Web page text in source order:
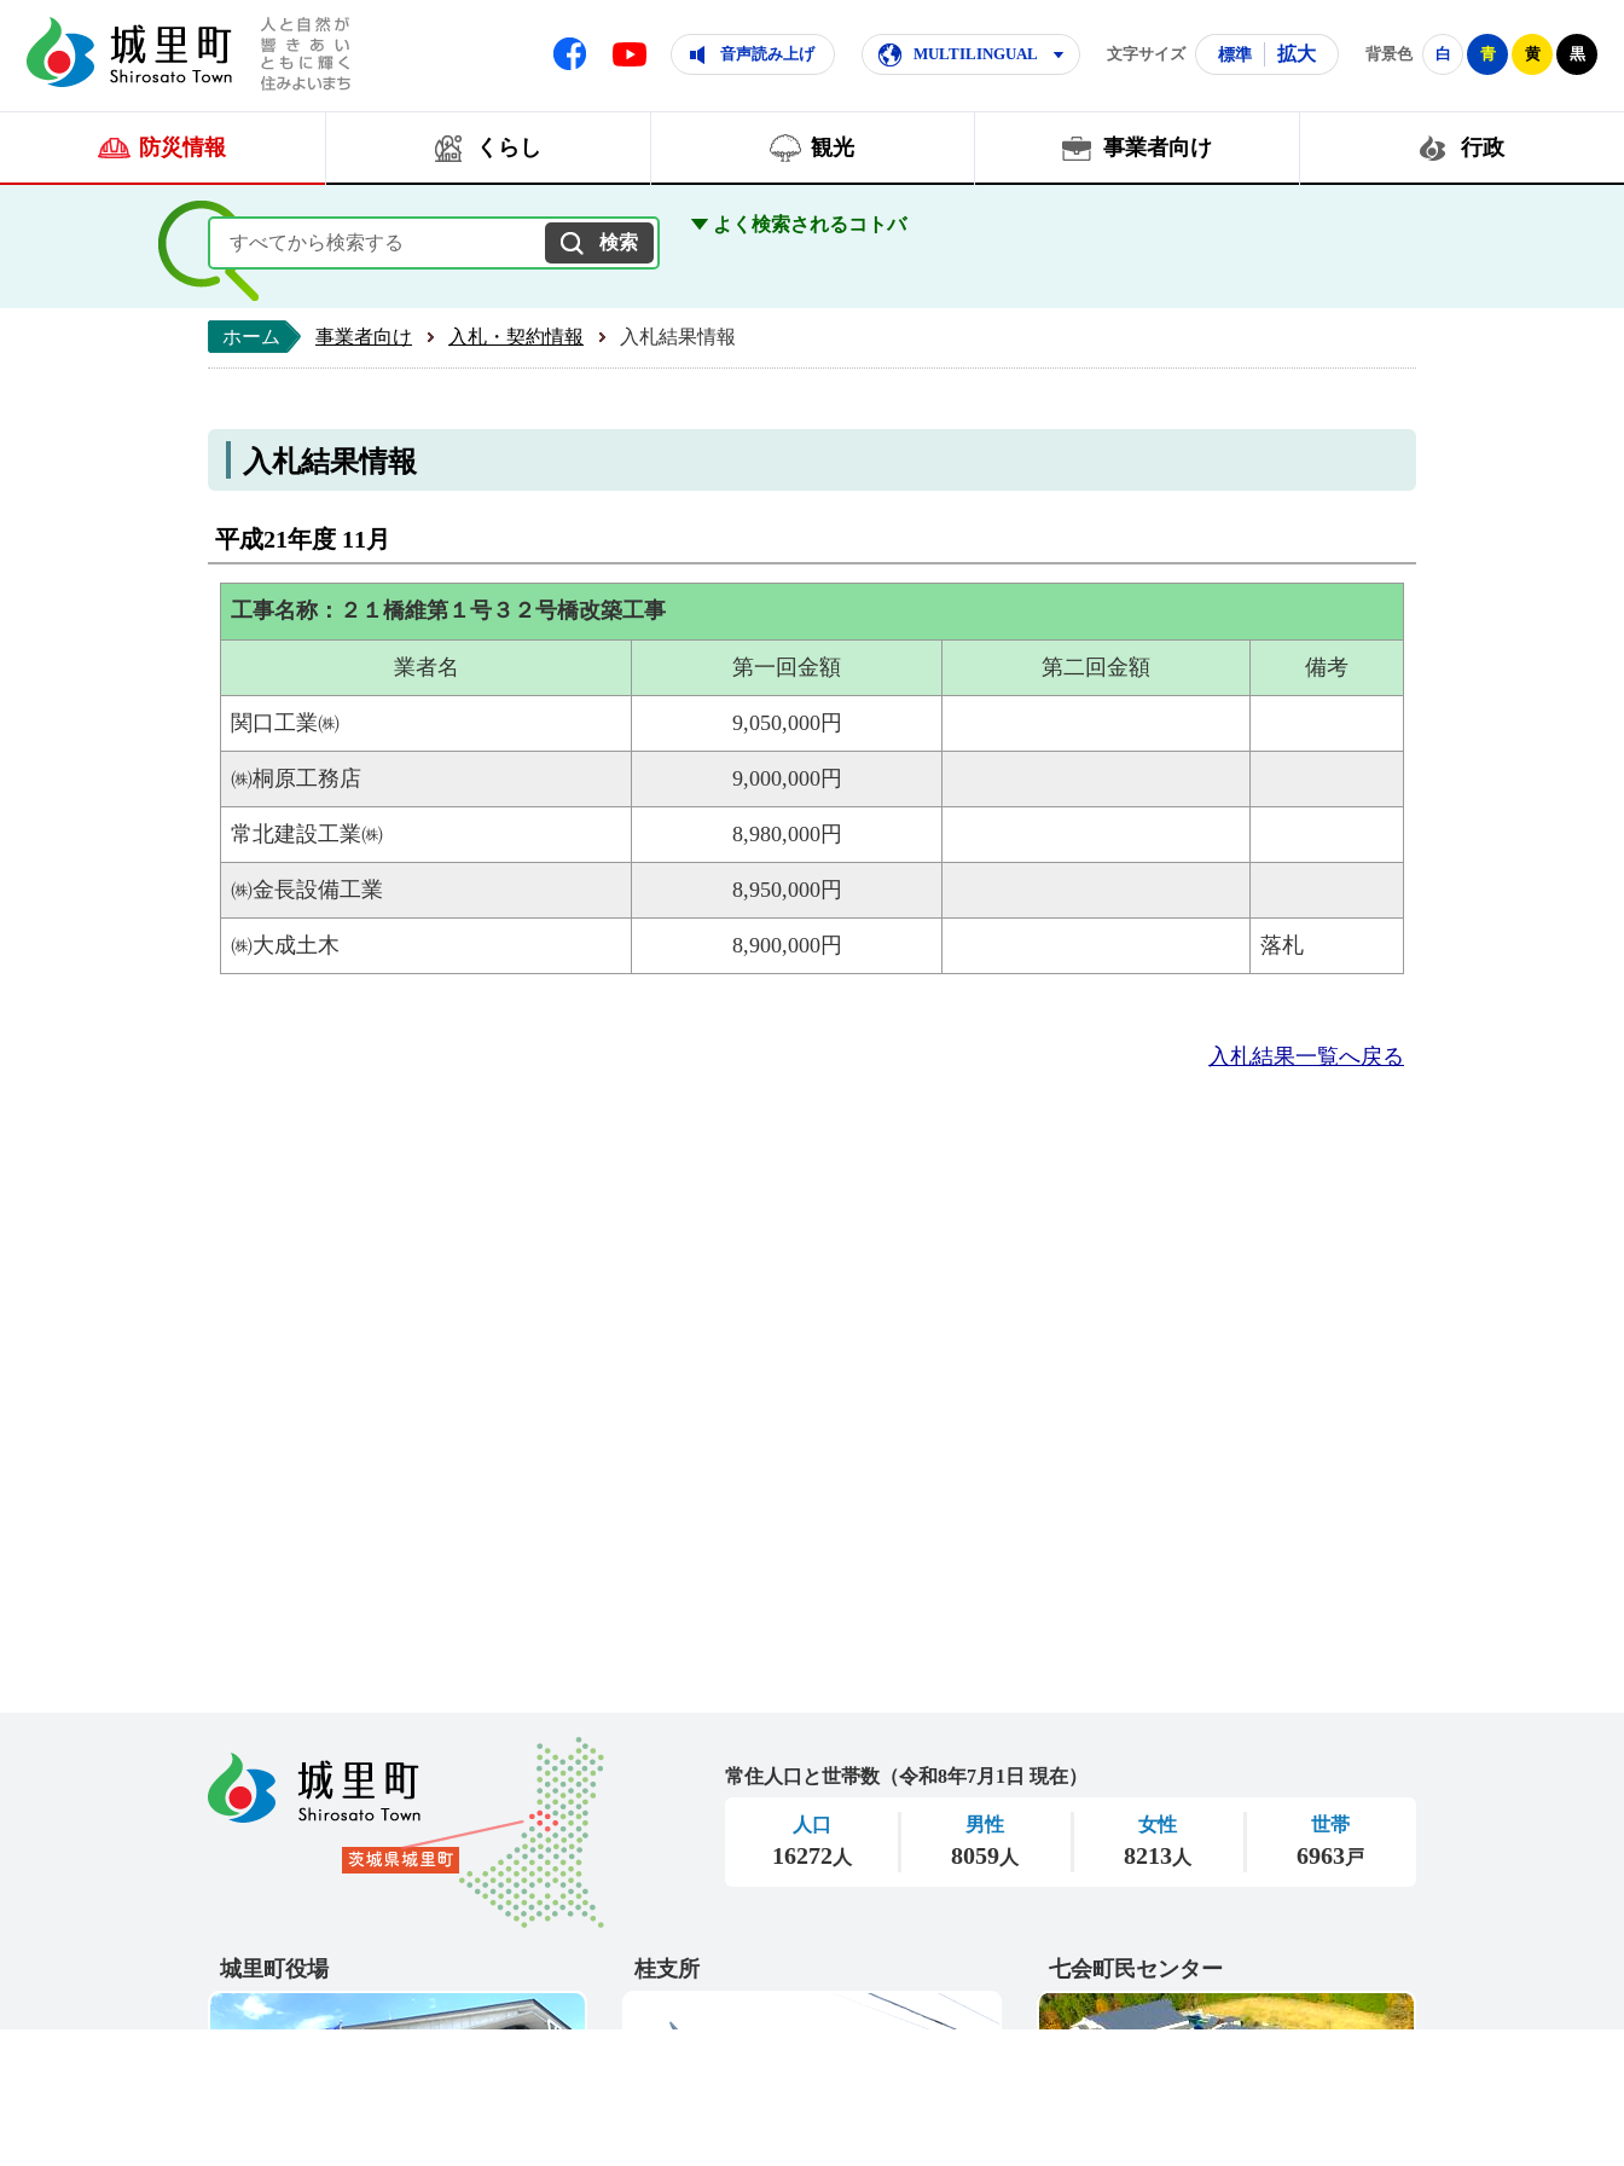
人と自然が響きあいともに輝く住みよいまち
Facebook Youtube 音声読み上げ MULTILINGUAL 文字サイズ 標準 拡大 背景色 白 青 黄 黒
防災情報 くらし 観光 事業者向け 行政
よく検索されるコトバ
ホーム 事業者向け 入札・契約情報 入札結果情報
入札結果情報
平成21年度 11月
工事名称：２１橋維第１号３２号橋改築工事
業者名 第一回金額 第二回金額 備考
関口工業㈱ 9,050,000円
㈱桐原工務店 9,000,000円
常北建設工業㈱ 8,980,000円
㈱金長設備工業 8,950,000円
㈱大成土木 8,900,000円 落札
入札結果一覧へ戻る
城里町役場 桂支所 七会町民センター